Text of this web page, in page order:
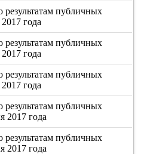
публичных
года
публичных
года
публичных
года
публичных
2017 года
публичных
2017 года